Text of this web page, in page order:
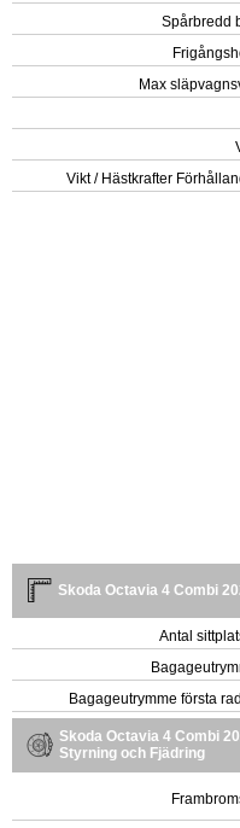
Spårbredd
Max
Vikt / Hästkrafter
Skoda Octavia 4 Combi
Antal
Bagageutrymme första
Skoda Octavia 4 Combi
Styrning och Fjädring